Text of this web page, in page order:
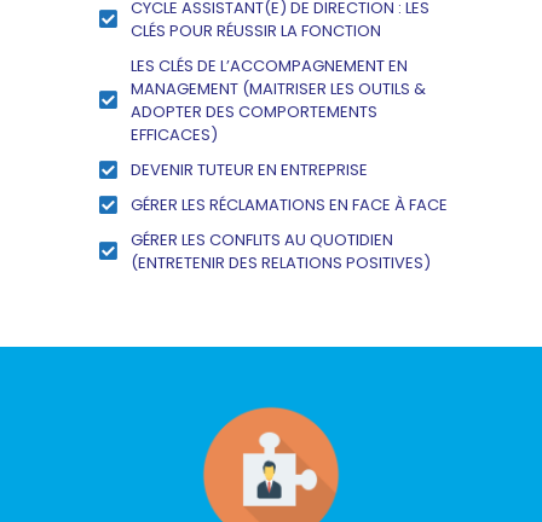
CYCLE ASSISTANT(E) DE DIRECTION : LES
CLÉS POUR RÉUSSIR LA FONCTION
LES CLÉS DE L’ACCOMPAGNEMENT EN
MANAGEMENT (MAITRISER LES OUTILS &
ADOPTER DES COMPORTEMENTS
EFFICACES)
DEVENIR TUTEUR EN ENTREPRISE
GÉRER LES RÉCLAMATIONS EN FACE À FACE
GÉRER LES CONFLITS AU QUOTIDIEN
(ENTRETENIR DES RELATIONS POSITIVES)